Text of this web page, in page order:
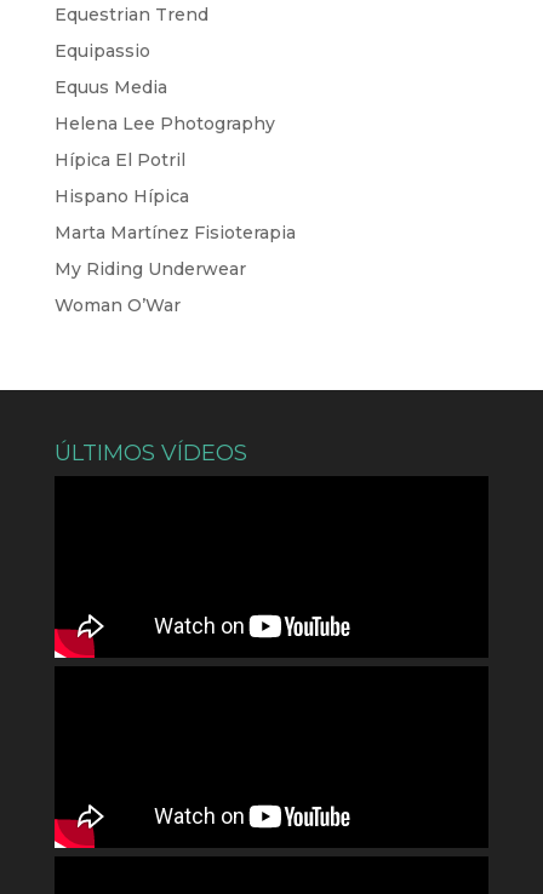
Equestrian Trend
Equipassio
Equus Media
Helena Lee Photography
Hípica El Potril
Hispano Hípica
Marta Martínez Fisioterapia
My Riding Underwear
Woman O’War
ÚLTIMOS VÍDEOS